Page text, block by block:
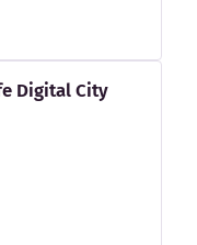
Digital City